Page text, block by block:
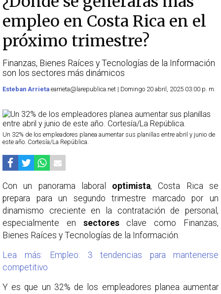
empleo en Costa Rica en el
próximo trimestre?
Finanzas, Bienes Raíces y Tecnologías de la Información
son los sectores más dinámicos
Esteban Arrieta earrieta@larepublica.net | Domingo 20 abril, 2025 03:00 p. m.
Un 32% de los empleadores planea aumentar sus planillas entre abril y junio de
este año. Cortesía/La República.
Con un panorama laboral optimista, Costa Rica se
prepara para un segundo trimestre marcado por un
dinamismo creciente en la contratación de personal,
especialmente en sectoresclave como Finanzas,
Bienes Raíces y Tecnologías de la Información.
Lea más: Empleo: 3 tendencias para mantenerse
competitivo
Y es que un 32% de los empleadores planea aumentar